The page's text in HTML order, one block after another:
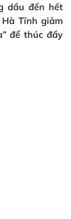
dầu đến hết
Tĩnh giảm
để thúc đẩy